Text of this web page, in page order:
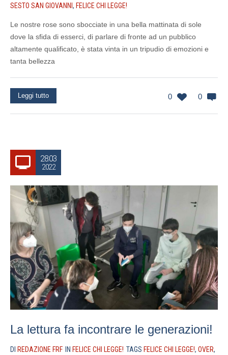
SESTO SAN GIOVANNI , FELICE CHI LEGGE!
Le nostre rose sono sbocciate in una bella mattinata di sole
dove la sfida di esserci, di parlare di fronte ad un pubblico
altamente qualificato, è stata vinta in un tripudio di emozioni e
tanta bellezza
0 0
Leggi tutto
28.03
2022
La lettura fa incontrare le generazioni!
DI REDAZIONE FRF IN FELICE CHI LEGGE! TAGS FELICE CHI LEGGE!, OVER,